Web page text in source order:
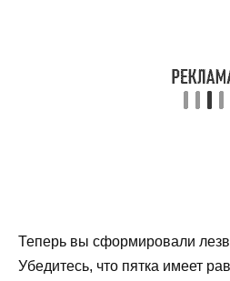
Теперь вы сформировали
Убедитесь, что пятка имеет